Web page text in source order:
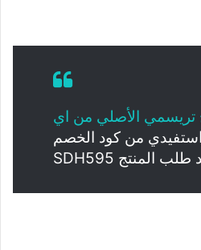
تريسمي الأصلي من اي
من كود الخصم